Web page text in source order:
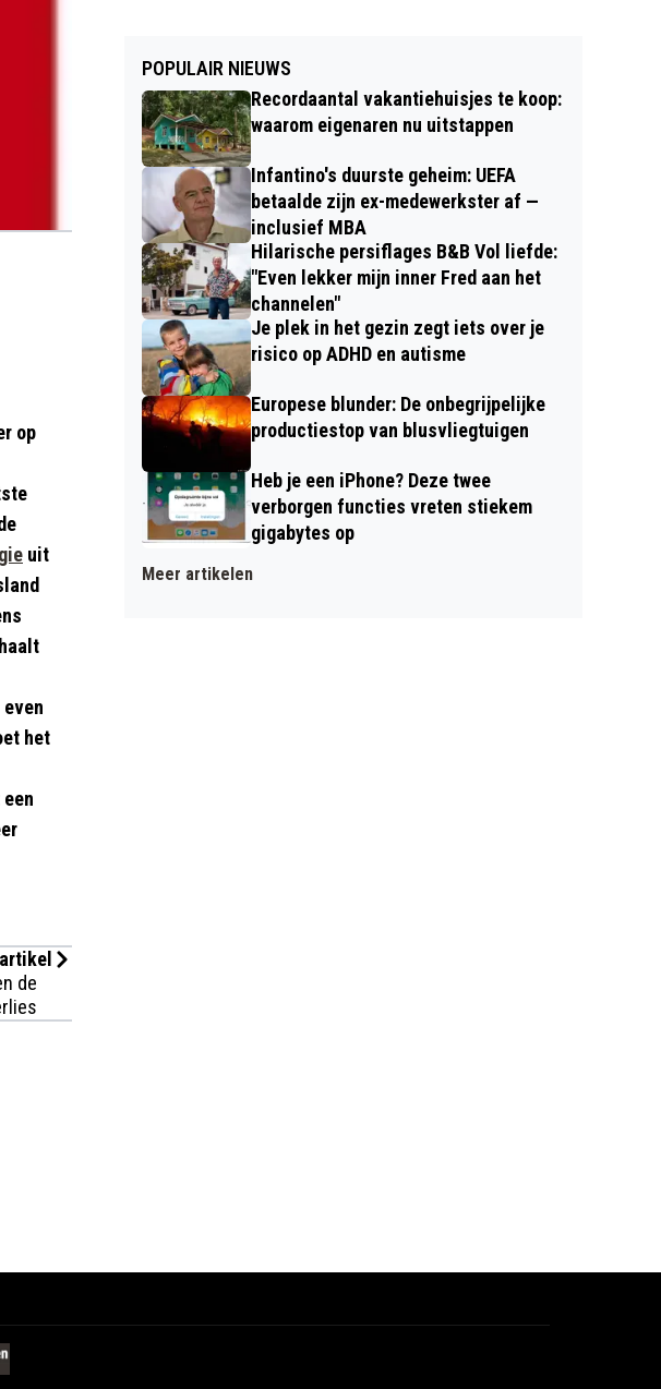
op
uit
het
de
POPULAIR NIEUWS
Recordaantal vakantiehuisjes te koop:
waarom eigenaren nu uitstappen
Infantino's duurste geheim: UEFA
betaalde zijn ex-medewerkster af —
inclusief MBA
Hilarische persiflages B&B Vol liefde:
"Even lekker mijn inner Fred aan het
channelen"
Je plek in het gezin zegt iets over je
risico op ADHD en autisme
Europese blunder: De onbegrijpelijke
productiestop van blusvliegtuigen
Heb je een iPhone? Deze twee
verborgen functies vreten stiekem
gigabytes op
Meer artikelen